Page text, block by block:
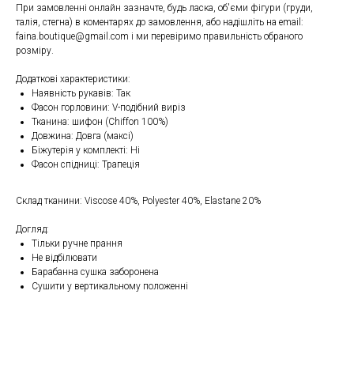
При замовленні онлайн зазначте, будь ласка, об'єми фігури (груди,
талія, стегна) в коментарях до замовлення, або надішліть на email:
faina.boutique@gmail.com і ми перевіримо правильність обраного
розміру.
Додаткові характеристики:
Наявність рукавів: Так
Фасон горловини: V-подібний виріз
Тканина: шифон (Chiffon 100%)
Довжина: Довга (максі)
Біжутерія у комплекті: Ні
Фасон спідниці: Трапеція
Склад тканини: Viscose 40%, Polyester 40%, Elastane 20%
Догляд:
Тільки ручне прання
Не відбілювати
Барабанна сушка заборонена
Сушити у вертикальному положенні